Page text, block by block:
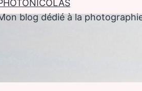
blog dédié à la